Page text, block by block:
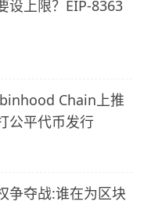
设上限？EIP-8363
Chain上推
公平代币发行
争夺战:谁在为区块